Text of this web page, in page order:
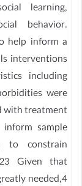
learning,
behavior.
help inform a
interventions
including
were
with treatment
inform sample
to constrain
Given that
needed,4